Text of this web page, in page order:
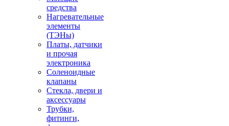
средства
Нагревательные
элементы
(ТЭНы)
Платы, датчики
и прочая
электроника
Соленоидные
клапаны
Стекла, двери и
аксессуары
Трубки,
фитинги,